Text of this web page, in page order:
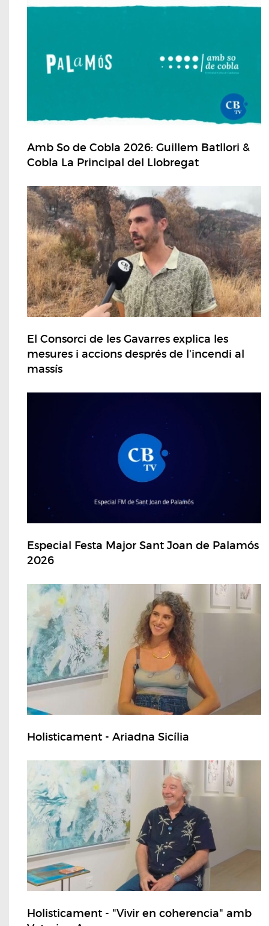
Amb So de Cobla 2026: Guillem Batllori &
Cobla La Principal del Llobregat
El Consorci de les Gavarres explica les
mesures i accions després de l'incendi al
massís
Especial Festa Major Sant Joan de Palamós
2026
Holisticament - Ariadna Sicília
Holisticament - "Vivir en coherencia" amb